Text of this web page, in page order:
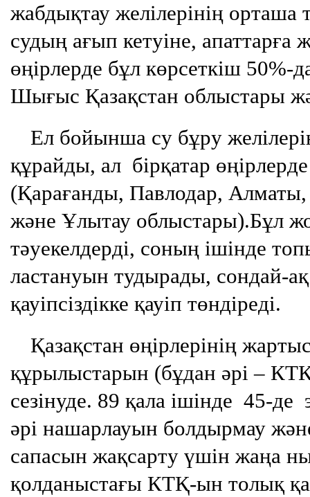
жабдықтау желілерінің орташа
судың ағып кетуіне, апаттарға
өңірлерде бұл көрсеткіш
Шығыс Қазақстан облыстары
Ел бойынша су бұру
құрайды, ал бірқатар
(Қарағанды, Павлодар,
және Ұлытау облыстары).Бұл
тәуекелдерді, соның ішінде
ластануын тудырады, сондай-
қауіпсіздікке қауіп төндіреді.
Қазақстан өңірлерінің
құрылыстарын (бұдан әрі –
сезінуде. 89 қала ішінде 45-
әрі нашарлауын болдырмау
сапасын жақсарту үшін жаңа
қолданыстағы КТҚ-ын толық